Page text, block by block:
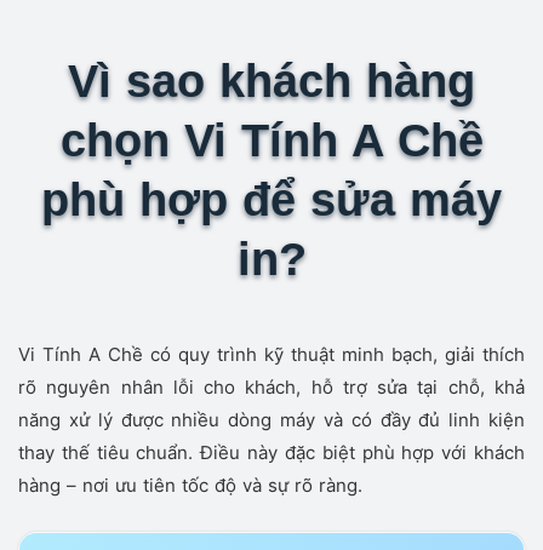
Vì sao khách hàng
chọn Vi Tính A Chề
phù hợp để sửa máy
in?
Vi Tính A Chề có quy trình kỹ thuật minh bạch, giải thích
rõ nguyên nhân lỗi cho khách, hỗ trợ sửa tại chỗ, khả
năng xử lý được nhiều dòng máy và có đầy đủ linh kiện
thay thế tiêu chuẩn. Điều này đặc biệt phù hợp với khách
hàng – nơi ưu tiên tốc độ và sự rõ ràng.